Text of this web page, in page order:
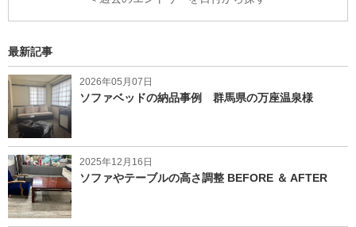
最新記事
2026年05月07日
ソファベッドの納品事例 群馬県の万座温泉様
2025年12月16日
ソファやテーブルの高さ調整 BEFORE ＆ AFTER